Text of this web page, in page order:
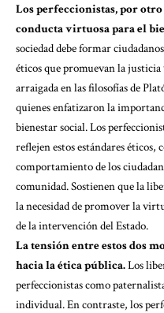
Los perfeccionistas, por
conducta virtuosa para el
sociedad debe formar
éticos que promuevan la justicia
arraigada en las filosofías de
quienes enfatizaron la
bienestar social. Los
reflejen estos estándares éticos,
comportamiento de los
comunidad. Sostienen que la
la necesidad de promover la
de la intervención del Estado.
La tensión entre estos dos
hacia la ética pública.Los
perfeccionistas como
individual. En contraste, los